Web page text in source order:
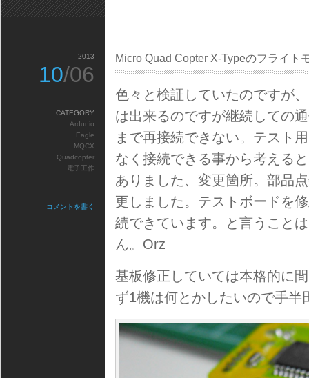
Micro Quad Copter X-Typeのフライト
色々と検証していたのですが
は出来るのですが継続しての
まで再接続できない。テスト
なく接続できる事から考える
ありました、変更箇所。部品
更しました。テストボードを
続できています。と言うこと
ん。Orz
基板修正していては本格的に
ず1機は何とかしたいので手半
2013
10/06
CATEGORY
Ardunio
Eagle
MQCX
Quadcopter
電子工作
コメントを書く